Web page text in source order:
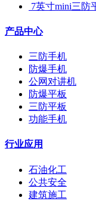
7英寸mini三
产品中心
三防手机
防爆手机
公网对讲机
防爆平板
三防平板
功能手机
行业应用
石油化工
公共安全
建筑施工